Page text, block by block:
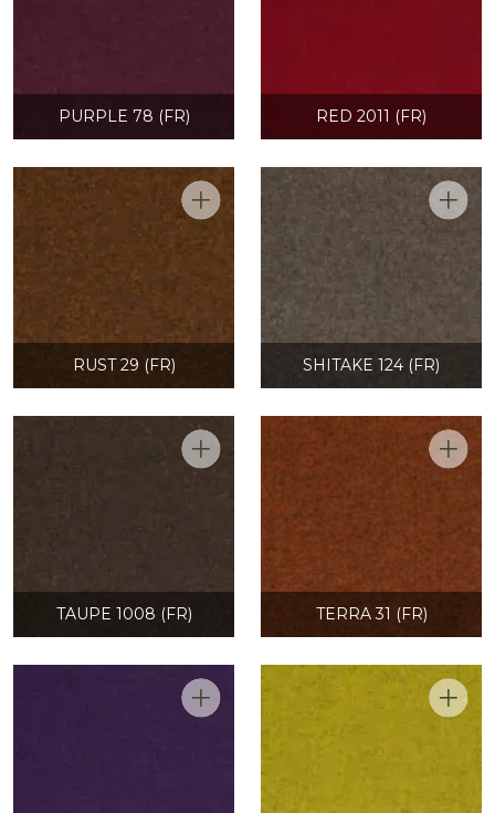
PURPLE 78 (FR) RED 2011 (FR)
RUST 29 (FR) SHITAKE 124 (FR)
TAUPE 1008 (FR) TERRA 31 (FR)